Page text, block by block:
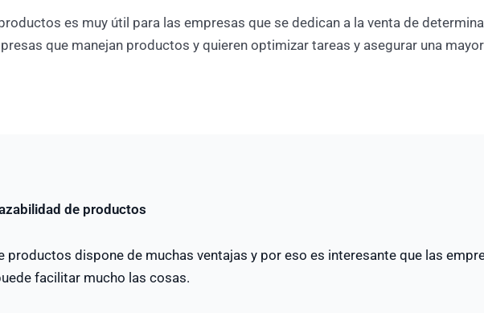
es muy útil para las empresas que se dedican a la venta de
que manejan productos y quieren optimizar tareas y asegurar una
de productos
dispone de muchas ventajas y por eso es interesante que las
facilitar mucho las cosas.